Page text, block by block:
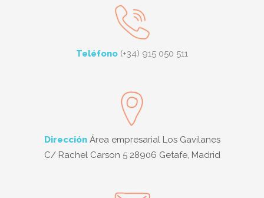
Teléfono (+34) 915 050 511
DirecciónÁrea empresarial Los Gavilanes
C/ Rachel Carson 5 28906 Getafe, Madrid